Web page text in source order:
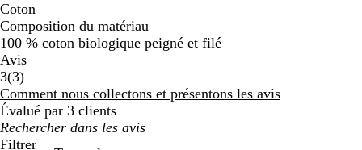
Coton
Composition du matériau
100 % coton biologique peigné et filé
Avis
3(33
avis
)
Comment nous collectons et présentons les avis
Évalué par 3 clients
Mes
recherches
Filtrer